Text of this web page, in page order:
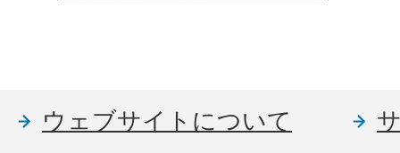
ウェブサイトについて